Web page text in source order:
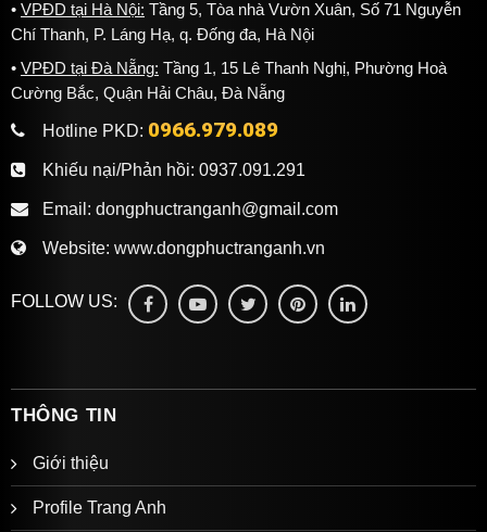
Quần tây nam đồng phục
VPĐD tại Hà Nội: Tầng 5, Tòa nhà Vườn Xuân, Số 71 Nguyễn
Chí Thanh, P. Láng Hạ, q. Đống đa, Hà Nội
VPĐD tại Đà Nẵng: Tầng 1, 15 Lê Thanh Nghị, Phường Hoà
Cường Bắc, Quận Hải Châu, Đà Nẵng
Hotline PKD: 0966.979.089
Khiếu nại/Phản hồi: 0937.091.291
Email: dongphuctranganh@gmail.com
Website: www.dongphuctranganh.vn
FOLLOW US:
THÔNG TIN
Giới thiệu
Profile Trang Anh